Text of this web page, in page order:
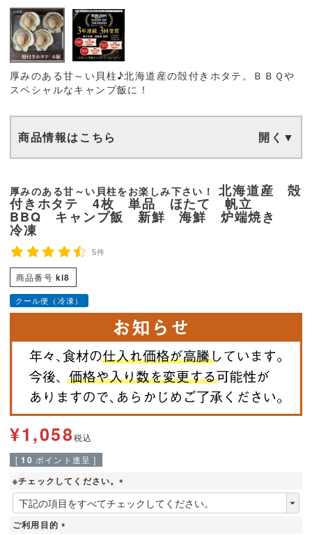
厚みのある甘～い貝柱♪北海道産の殻付きホタテ。ＢＢＱや
スペシャルなキャンプ飯に！
商品情報はこちら
厚みのある甘～い貝柱をお楽しみ下さい！ 北海道産 殻
付きホタテ 4枚 単品 ほたて 帆立
BBQ キャンプ飯 新鮮 海鮮 炉端焼き
冷凍
5件
商品番号 ki8
クール便（冷凍）
¥1,058税込
[ 10 ポイント進呈 ]
※チェックしてください。
(
必
ご利用目的